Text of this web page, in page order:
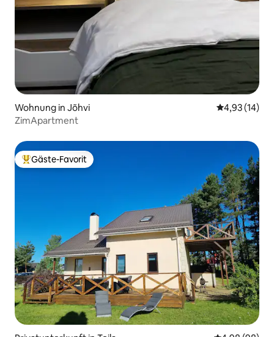
Wohnung in Jõhvi
4,93 (14)
ZimApartment
Beliebter Gäste-Favorit.
Gäste-Favorit